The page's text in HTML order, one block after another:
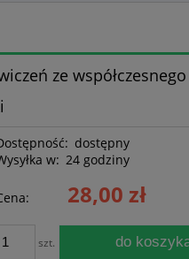
ze współczesnego
dostępny
w: 24 godziny
28,00 zł
szt. do